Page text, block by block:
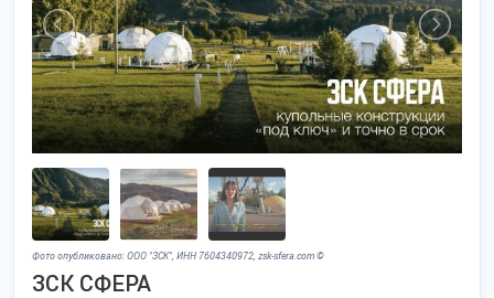
Фото опубликовано: ООО "ЗСК", ИНН 7604340972, zsk-sfera.com ©
ЗСК СФЕРА